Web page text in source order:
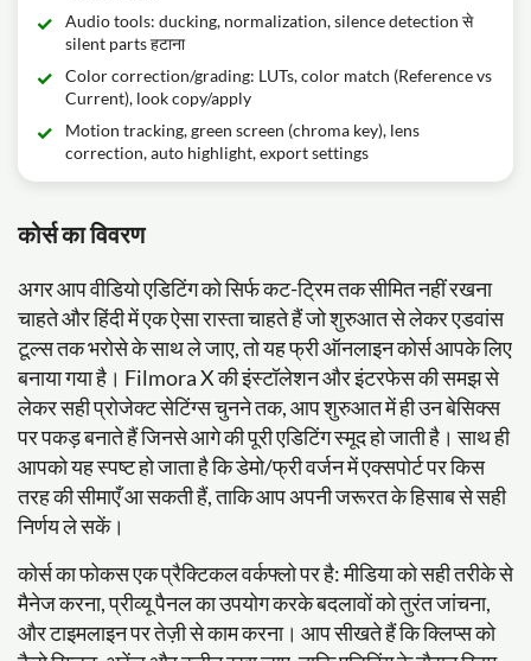
Audio tools: ducking, normalization, silence detection से
silent parts हटाना
Color correction/grading: LUTs, color match (Reference vs
Current), look copy/apply
Motion tracking, green screen (chroma key), lens
correction, auto highlight, export settings
कोर्स का विवरण
अगर आप वीडियो एडिटिंग को सिर्फ कट-ट्रिम तक सीमित नहीं रखना
चाहते और हिंदी में एक ऐसा रास्ता चाहते हैं जो शुरुआत से लेकर एडवांस
टूल्स तक भरोसे के साथ ले जाए, तो यह फ्री ऑनलाइन कोर्स आपके लिए
बनाया गया है। Filmora X की इंस्टॉलेशन और इंटरफेस की समझ से
लेकर सही प्रोजेक्ट सेटिंग्स चुनने तक, आप शुरुआत में ही उन बेसिक्स
पर पकड़ बनाते हैं जिनसे आगे की पूरी एडिटिंग स्मूद हो जाती है। साथ ही
आपको यह स्पष्ट हो जाता है कि डेमो/फ्री वर्जन में एक्सपोर्ट पर किस
तरह की सीमाएँ आ सकती हैं, ताकि आप अपनी जरूरत के हिसाब से सही
निर्णय ले सकें।
कोर्स का फोकस एक प्रैक्टिकल वर्कफ्लो पर है: मीडिया को सही तरीके से
मैनेज करना, प्रीव्यू पैनल का उपयोग करके बदलावों को तुरंत जांचना,
और टाइमलाइन पर तेज़ी से काम करना। आप सीखते हैं कि क्लिप्स को